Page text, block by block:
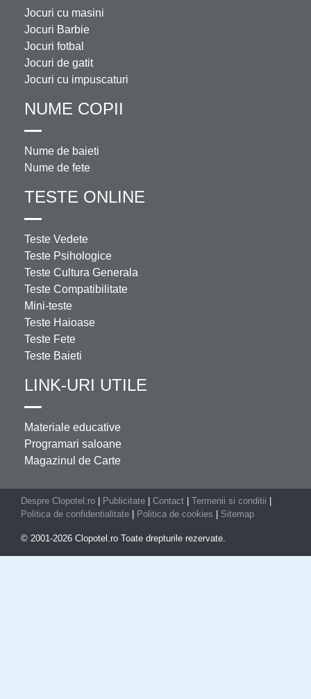
Jocuri cu masini
Jocuri Barbie
Jocuri fotbal
Jocuri de gatit
Jocuri cu impuscaturi
NUME COPII
Nume de baieti
Nume de fete
TESTE ONLINE
Teste Vedete
Teste Psihologice
Teste Cultura Generala
Teste Compatibilitate
Mini-teste
Teste Haioase
Teste Fete
Teste Baieti
LINK-URI UTILE
Materiale educative
Programari saloane
Magazinul de Carte
Despre Clopotel.ro Publicitate Contact Termenii si conditii
Politica de confidentialitate
Politica de cookies Sitemap
© 2001-2026 Clopotel.ro Toate drepturile rezervate.